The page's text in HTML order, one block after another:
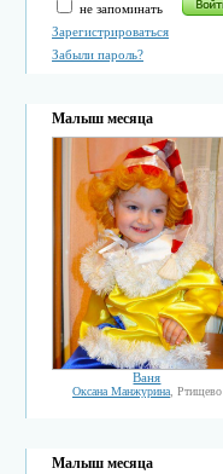
не запоминать
Зарегистрироваться
Забыли пароль?
Малыш месяца
Ваня
Оксана Манжурина, Ртищево
Малыш месяца